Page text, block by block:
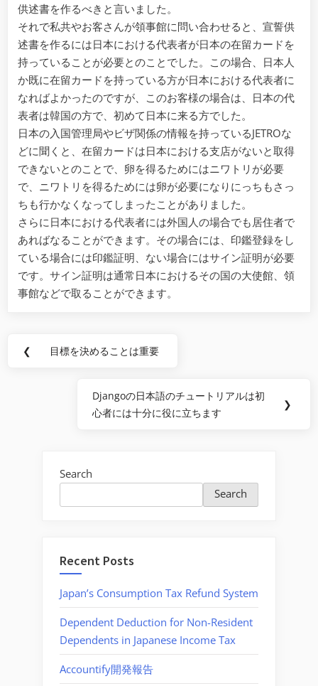
供述書を作るべきと言いました。
それで私共やお客さんが領事館に問い合わせると、宣誓供
述書を作るには日本における代表者が日本の在留カードを
持っていることが必要とのことでした。この場合、日本人
か既に在留カードを持っている方が日本における代表者に
なればよかったのですが、このお客様の場合は、日本の代
表者は韓国の方で、初めて日本に来る方でした。
日本の入国管理局やビザ関係の情報を持っているJETROな
どに聞くと、在留カードは日本における支店がないと取得
できないとのことで、卵を得るためにはニワトリが必要
で、ニワトリを得るためには卵が必要になりにっちもさっ
ちも行かなくなってしまったことがありました。
さらに日本における代表者には外国人の場合でも居住者で
あればなることができます。その場合には、印鑑登録をし
ている場合には印鑑証明、ない場合にはサイン証明が必要
です。サイン証明は通常日本におけるその国の大使館、領
事館などで取ることができます。
Post
❮
Previous
目標を決めることは重要
Next
Post:
Djangoの日本語のチュートリアルは初
心者には十分に役に立ちます
❯
Search
Search
Recent Posts
Japan’s Consumption Tax Refund System
Dependent Deduction for Non-Resident
Dependents in Japanese Income Tax
Accountify開発報告